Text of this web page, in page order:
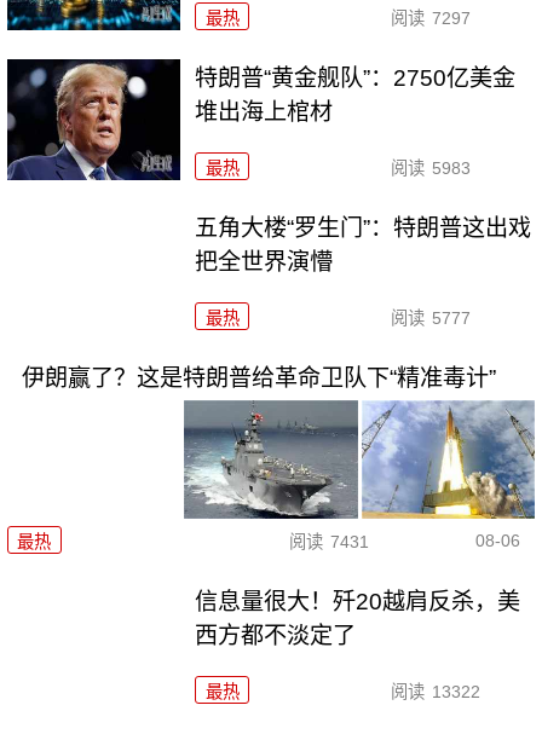
最热 阅读 7297
特朗普“黄金舰队”：2750亿美金
堆出海上棺材
最热 阅读 5983
五角大楼“罗生门”：特朗普这出戏
把全世界演懵
最热 阅读 5777
伊朗赢了？这是特朗普给革命卫队下“精准毒计”
最热 阅读 7431 08-06
信息量很大！歼20越肩反杀，美
西方都不淡定了
最热 阅读 13322